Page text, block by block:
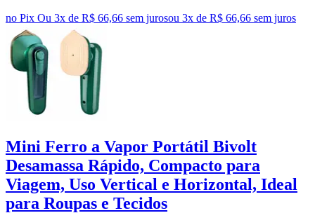
no Pix Ou 3x de R$ 66,66 sem jurosou 3x de R$ 66,66 sem juros
Mini Ferro a Vapor Portátil Bivolt
Desamassa Rápido, Compacto para
Viagem, Uso Vertical e Horizontal, Ideal
para Roupas e Tecidos